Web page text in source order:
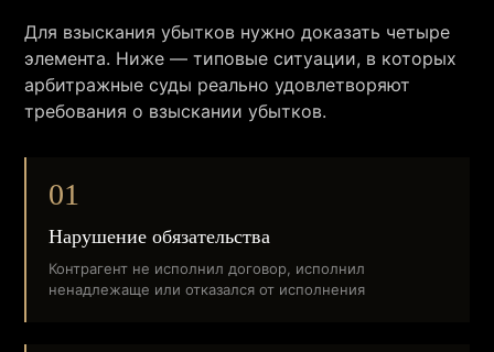
Для взыскания убытков нужно доказать четыре
элемента. Ниже — типовые ситуации, в которых
арбитражные суды реально удовлетворяют
требования о взыскании убытков.
01
Нарушение обязательства
Контрагент не исполнил договор, исполнил
ненадлежаще или отказался от исполнения